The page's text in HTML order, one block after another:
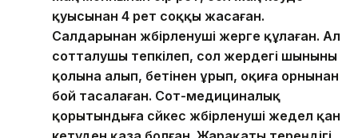
қуысынан 4 рет соққы жасаған.
Салдарынан жәбірленуші жерге құлаған. Ал
сотталушы тепкілеп, сол жердегі шыныны
қолына алып, бетінен ұрып, оқиға орнынан
бой тасалаған. Сот-медициналық
қорытындыға сәйкес жәбірленуші жедел қан